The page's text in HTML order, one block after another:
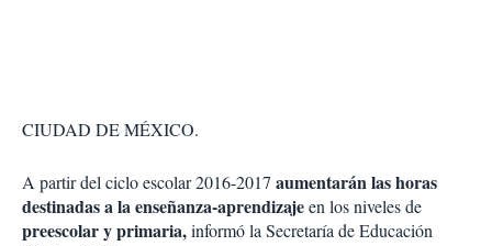
CIUDAD DE MÉXICO.
A partir del ciclo escolar 2016-2017 aumentarán las horas
destinadas a la enseñanza-aprendizajeen los niveles de
preescolar y primaria,informó la Secretaría de Educación